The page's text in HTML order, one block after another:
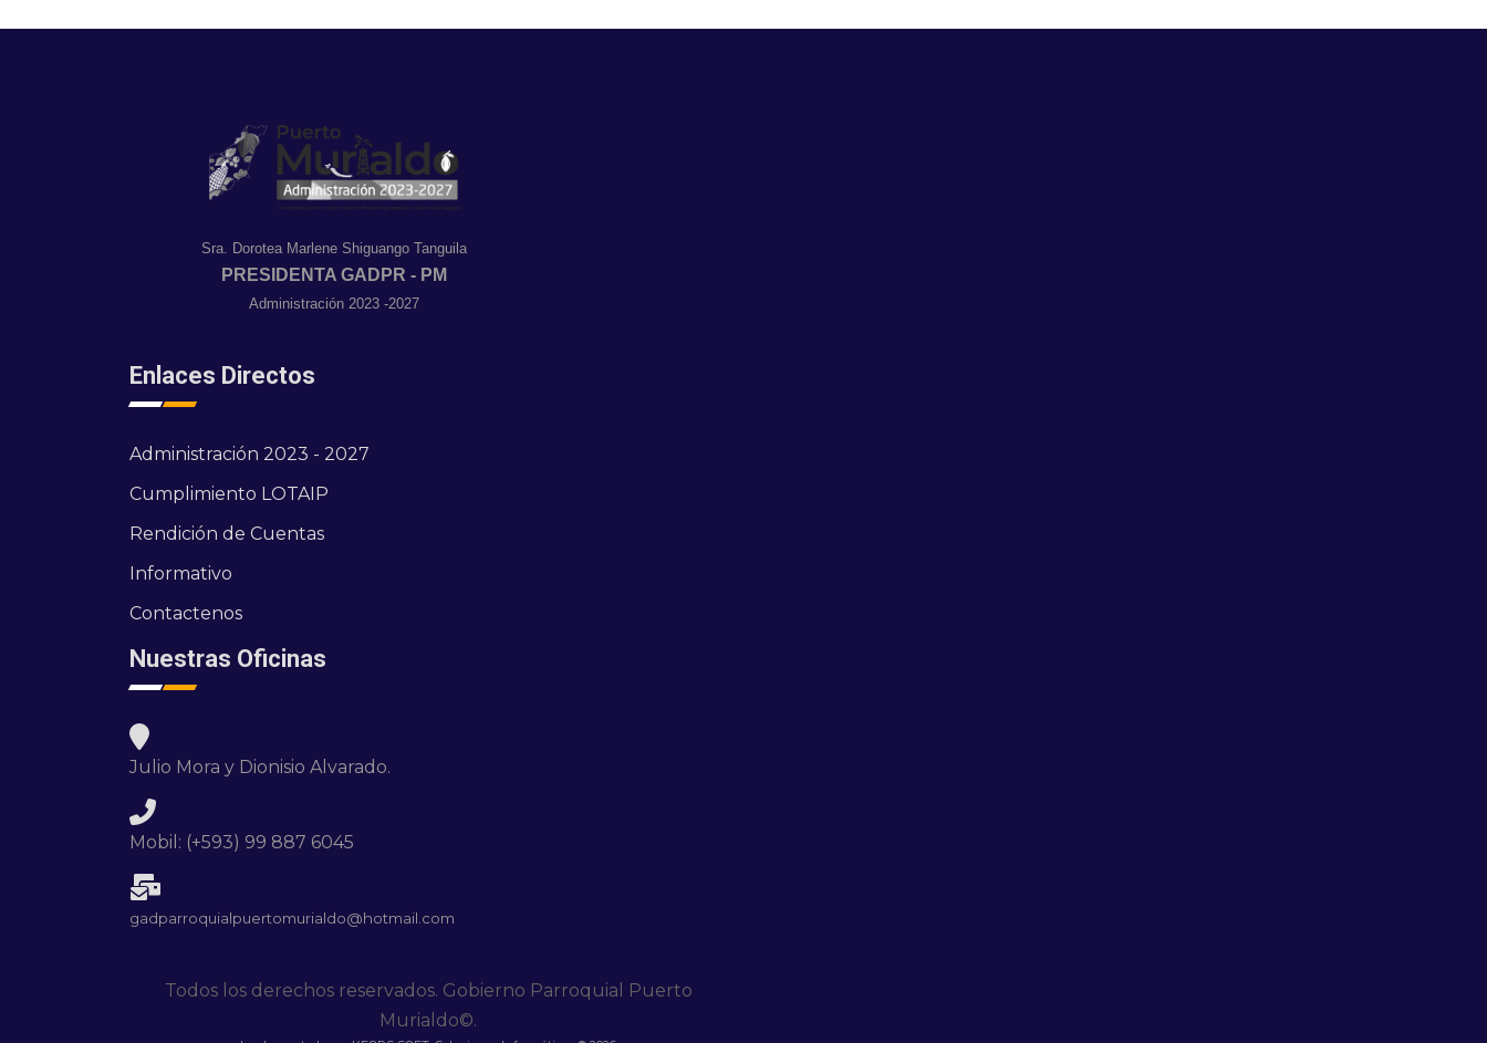
Sra. Dorotea Marlene Shiguango Tanguila
PRESIDENTA GADPR - PM
Administración 2023 -2027
Enlaces Directos
Administración 2023 - 2027
Cumplimiento LOTAIP
Rendición de Cuentas
Informativo
Contactenos
Nuestras Oficinas
Julio Mora y Dionisio Alvarado.
Mobil: (+593) 99 887 6045
gadparroquialpuertomurialdo@hotmail.com
Todos los derechos reservados. Gobierno Parroquial Puerto
Murialdo©.